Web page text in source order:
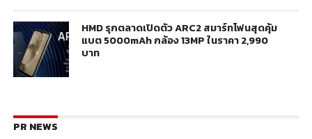
HMD รุกตลาดเปิดตัว ARC2 สมาร์ทโฟนสุดคุ้ม
แบต 5000mAh กล้อง 13MP ในราคา 2,990
บาท
PR NEWS